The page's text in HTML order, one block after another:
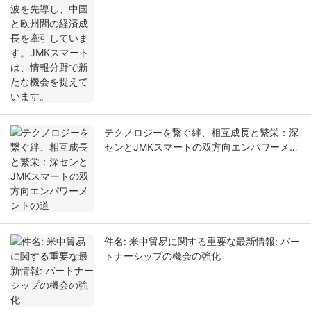
テクノロジーを繋ぐ絆、相互成長と繁栄：深
センとJMKスマートの双方向エンパワーメン
件名: 米中貿易に関する重要な最新情報: パー
トナーシップの機会の強化